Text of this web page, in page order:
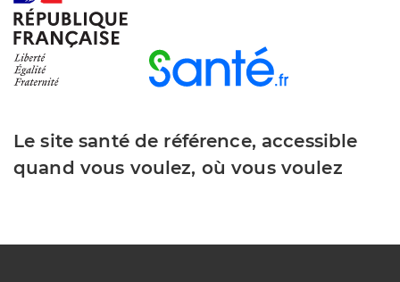
Le site santé de référence, accessible
quand vous voulez, où vous voulez